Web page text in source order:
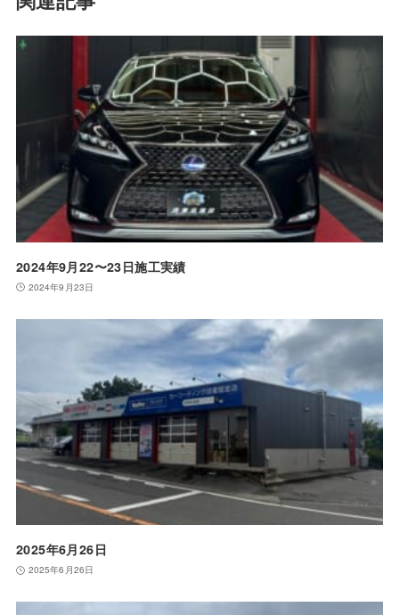
2024年9月22〜23日施工実績
2024年9月23日
2025年6月26日
2025年6月26日